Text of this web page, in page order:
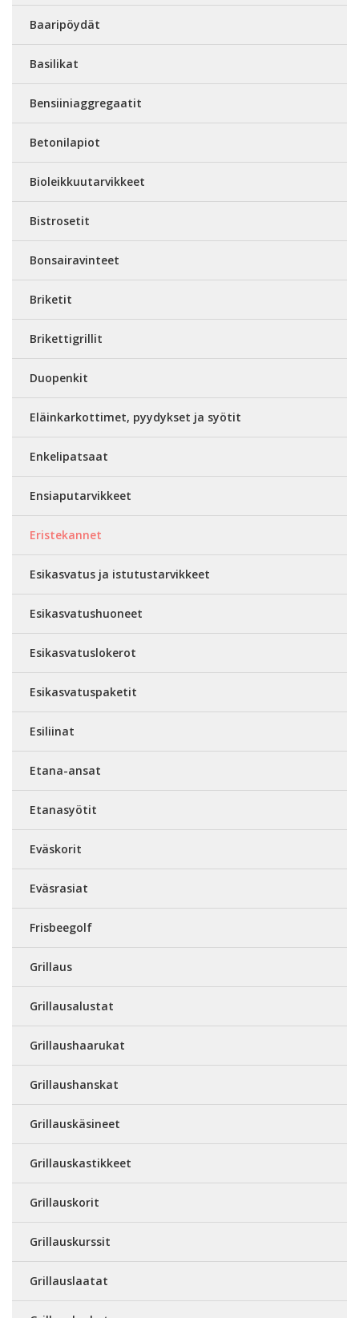
Baaripöydät
Basilikat
Bensiiniaggregaatit
Betonilapiot
Bioleikkuutarvikkeet
Bistrosetit
Bonsairavinteet
Briketit
Brikettigrillit
Duopenkit
Eläinkarkottimet, pyydykset ja syötit
Enkelipatsaat
Ensiaputarvikkeet
Eristekannet
Esikasvatus ja istutustarvikkeet
Esikasvatushuoneet
Esikasvatuslokerot
Esikasvatuspaketit
Esiliinat
Etana-ansat
Etanasyötit
Eväskorit
Eväsrasiat
Frisbeegolf
Grillaus
Grillausalustat
Grillaushaarukat
Grillaushanskat
Grillauskäsineet
Grillauskastikkeet
Grillauskorit
Grillauskurssit
Grillauslaatat